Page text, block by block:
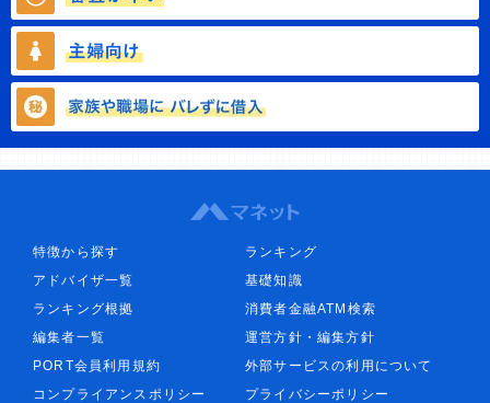
特徴から探す
ランキング
アドバイザ一覧
基礎知識
ランキング根拠
消費者金融ATM検索
編集者一覧
運営方針・編集方針
PORT会員利用規約
外部サービスの利用について
コンプライアンスポリシー
プライバシーポリシー